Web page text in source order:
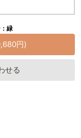
緑
せる